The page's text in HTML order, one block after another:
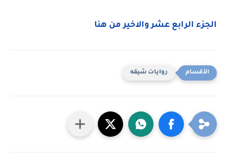
الجزء الرابع عشر والاخير من هنا
روايات شيقه